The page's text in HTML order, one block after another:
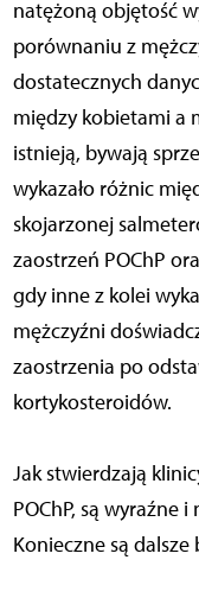
natężoną objętość
porównaniu z
dostatecznych
między kobietami a
istnieją, bywają
wykazało różnic
skojarzonej
zaostrzeń POChP
gdy inne z kolei
mężczyźni
zaostrzenia po
kortykosteroidów.
Jak stwierdzają
POChP, są wyraźne
Konieczne są dalsze